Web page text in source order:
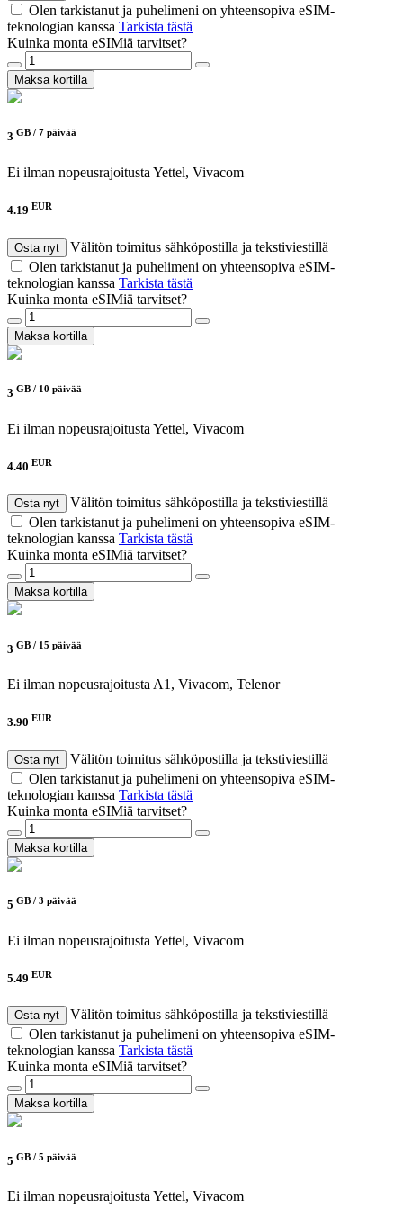
Olen tarkistanut ja puhelimeni on yhteensopiva eSIM-
teknologian kanssa Tarkista tästä
Kuinka monta eSIMiä tarvitset?
Maksa kortilla
3 GB / 7 päivää
Ei ilman nopeusrajoitusta Yettel, Vivacom
4.19 EUR
Osta nyt
Välitön toimitus sähköpostilla ja tekstiviestillä
Olen tarkistanut ja puhelimeni on yhteensopiva eSIM-
teknologian kanssa Tarkista tästä
Kuinka monta eSIMiä tarvitset?
Maksa kortilla
3 GB / 10 päivää
Ei ilman nopeusrajoitusta Yettel, Vivacom
4.40 EUR
Osta nyt
Välitön toimitus sähköpostilla ja tekstiviestillä
Olen tarkistanut ja puhelimeni on yhteensopiva eSIM-
teknologian kanssa Tarkista tästä
Kuinka monta eSIMiä tarvitset?
Maksa kortilla
3 GB / 15 päivää
Ei ilman nopeusrajoitusta A1, Vivacom, Telenor
3.90 EUR
Osta nyt
Välitön toimitus sähköpostilla ja tekstiviestillä
Olen tarkistanut ja puhelimeni on yhteensopiva eSIM-
teknologian kanssa Tarkista tästä
Kuinka monta eSIMiä tarvitset?
Maksa kortilla
5 GB / 3 päivää
Ei ilman nopeusrajoitusta Yettel, Vivacom
5.49 EUR
Osta nyt
Välitön toimitus sähköpostilla ja tekstiviestillä
Olen tarkistanut ja puhelimeni on yhteensopiva eSIM-
teknologian kanssa Tarkista tästä
Kuinka monta eSIMiä tarvitset?
Maksa kortilla
5 GB / 5 päivää
Ei ilman nopeusrajoitusta Yettel, Vivacom